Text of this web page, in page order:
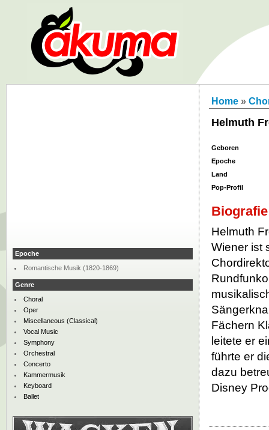
Home »
Helmuth
Geboren
Epoche
Land
Pop-Profil
Biografie
Helmuth
Wiener ist
Fächern
leitete er
führte er
dazu
Disney
Epoche
Romantische Musik (1820-1869)
Genre
Choral
Oper
Miscellaneous (Classical)
Vocal Music
Symphony
Orchestral
Concerto
Kammermusik
Keyboard
Ballet